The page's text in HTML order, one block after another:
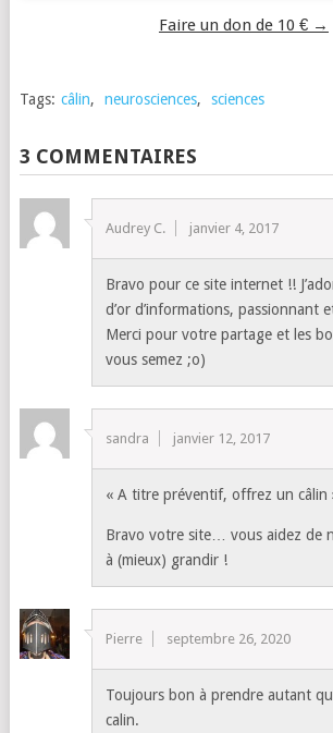
Faire un don de 10 € →
Tags: câlin, neurosciences, sciences
3 COMMENTAIRES
Audrey C. janvier 4, 2017
Bravo pour ce site internet !!
d’or d’informations, passionnant
Merci pour votre partage et les
vous semez ;o)
sandra janvier 12, 2017
« A titre préventif, offrez un câlin
Bravo votre site… vous aidez de
à (mieux) grandir !
Pierre septembre 26, 2020
Toujours bon à prendre autant
calin.